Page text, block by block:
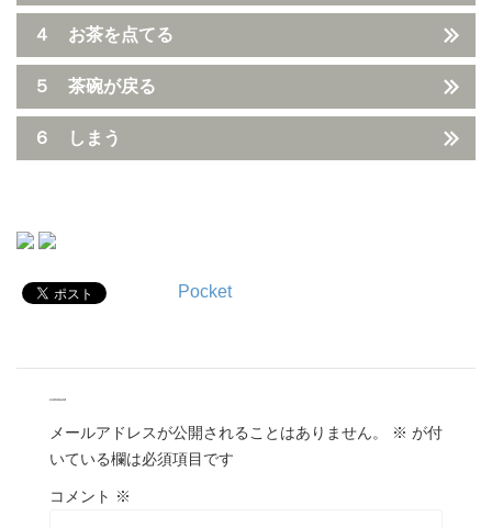
４ お茶を点てる
５ 茶碗が戻る
６ しまう
Pocket
comment
メールアドレスが公開されることはありません。 ※ が付
いている欄は必須項目です
コメント ※